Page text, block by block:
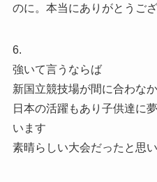
のに。本当にありがとうござ
6.
強いて言うならば
新国立競技場が間に合わな
日本の活躍もあり子供達に
います
素晴らしい大会だったと思